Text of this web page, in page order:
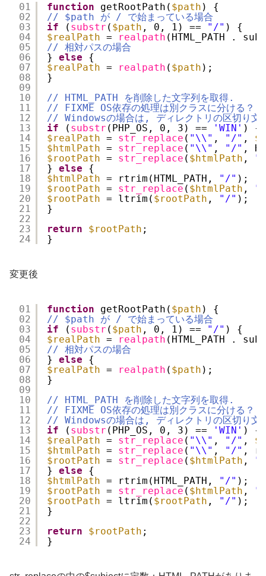
01
02
03
04
05
06
07
08
09
10
11
12
13
14
15
16
17
18
19
20
21
22
23
24
function getRootPath( $path ) {
// $path が / で始まっている場合
if
( substr ( $path , 0, 1) == "/" ) {
$realPath = realpath (HTML_PATH .
// 相対パスの場合
} else
{
$realPath = realpath ( $path );
}
// HTML_PATH を削除した文字列を取得.
// FIXME OS依存の処理は別クラスに分ける？
// Windowsの場合は, ディレクトリの区切り文
if
( substr (PHP_OS, 0, 3) == 'WIN' ) {
$realPath = str_replace ( "\\" , "/" ,
$htmlPath = str_replace ( "\\" , "/" ,
$rootPath = str_replace ( $htmlPath ,
""
} else
{
$htmlPath = rtrim(HTML_PATH, "/" );
$rootPath = str_replace ( $htmlPath ,
""
$rootPath = ltrim( $rootPath , "/" );
}
return
$rootPath ;
}
変更後
01
02
03
04
05
06
07
08
09
10
11
12
13
14
15
16
17
18
19
20
21
22
23
24
function getRootPath( $path ) {
// $path が / で始まっている場合
if
( substr ( $path , 0, 1) == "/" ) {
$realPath = realpath (HTML_PATH .
// 相対パスの場合
} else
{
$realPath = realpath ( $path );
}
// HTML_PATH を削除した文字列を取得.
// FIXME OS依存の処理は別クラスに分ける？
// Windowsの場合は, ディレクトリの区切り文
if
( substr (PHP_OS, 0, 3) == 'WIN' ) {
$realPath = str_replace ( "\\" , "/" ,
$htmlPath = str_replace ( "\\" , "/" ,
$rootPath = str_replace ( $htmlPath ,
""
} else
{
$htmlPath = rtrim(HTML_PATH, "/" );
$rootPath = str_replace ( $htmlPath ,
""
$rootPath = ltrim( $rootPath , "/" );
}
return
$rootPath ;
}